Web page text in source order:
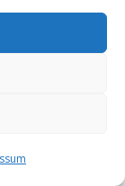
(11.5 km)